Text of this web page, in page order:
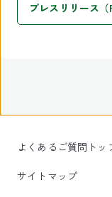
プレスリリース（
よくあるご質問トッ
サイトマップ